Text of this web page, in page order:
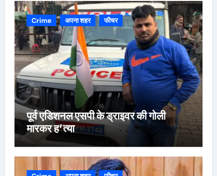
Crime अपना शहर फीचर
पूर्व एडिशनल एसपी के ड्राइवर की गोली
मारकर ह’त्या